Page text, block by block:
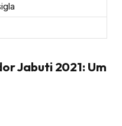
Jabuti 2021: Um